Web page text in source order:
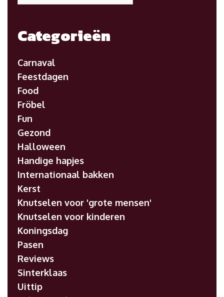
Categorieën
Carnaval
Feestdagen
Food
Fröbel
Fun
Gezond
Halloween
Handige hapjes
Internationaal bakken
Kerst
Knutselen voor 'grote mensen'
Knutselen voor kinderen
Koningsdag
Pasen
Reviews
Sinterklaas
Uittip